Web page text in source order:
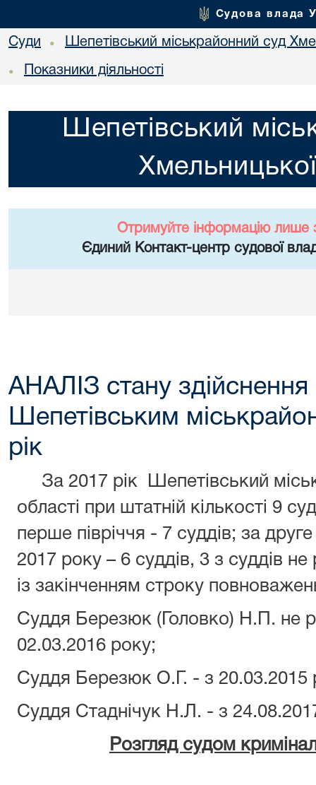
Судова влада
Суди • Шепетівський міськрайонний суд
• Показники діяльності
Шепетівський
Отримуйте інформацію лише
Єдиний Контакт-центр судової
АНАЛІЗ стану
Шепетівським
рік
За 2017 рік Шепетівський
області при штатній кількості 9
перше півріччя - 7 суддів; за
2017 року – 6 суддів, 3 з суддів
із закінченням строку
Суддя Березюк (Головко) Н.П. не
02.03.2016 року;
Суддя Березюк О.Г. - з 20.03.2015
Суддя Стаднічук Н.Л. - з
Розгляд судом